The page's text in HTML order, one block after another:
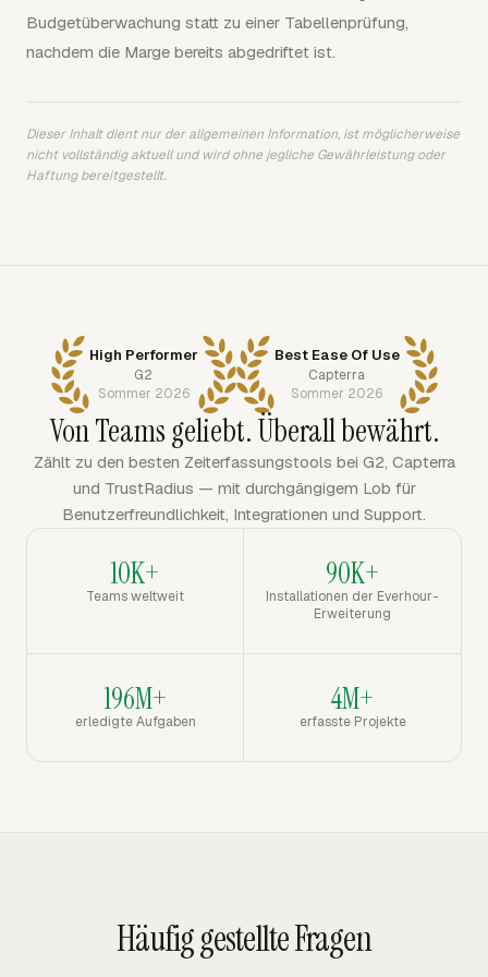
Budgetüberwachung statt zu einer Tabellenprüfung,
nachdem die Marge bereits abgedriftet ist.
Dieser Inhalt dient nur der allgemeinen Information, ist möglicherweise
nicht vollständig aktuell und wird ohne jegliche Gewährleistung oder
Haftung bereitgestellt.
High Performer
G2
Sommer 2026
Best Ease Of Use
Capterra
Sommer 2026
Von Teams geliebt. Überall bewährt.
Zählt zu den besten Zeiterfassungstools bei G2, Capterra
und TrustRadius — mit durchgängigem Lob für
Benutzerfreundlichkeit, Integrationen und Support.
10K+
Teams weltweit
90K+
Installationen der Everhour-
Erweiterung
196M+
erledigte Aufgaben
4M+
erfasste Projekte
Häufig gestellte Fragen